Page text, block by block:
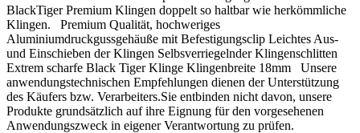
BlackTiger Premium Klingen doppelt so haltbar wie herkömmliche
Klingen. Premium Qualität, hochweriges
Aluminiumdruckgussgehäuße mit Befestigungsclip Leichtes Aus-
und Einschieben der Klingen Selbsverriegelnder Klingenschlitten
Extrem scharfe Black Tiger Klinge Klingenbreite 18mm Unsere
anwendungstechnischen Empfehlungen dienen der Unterstützung
des Käufers bzw. Verarbeiters.Sie entbinden nicht davon, unsere
Produkte grundsätzlich auf ihre Eignung für den vorgesehenen
Anwendungszweck in eigener Verantwortung zu prüfen.